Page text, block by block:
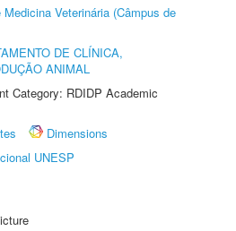
Medicina Veterinária (Câmpus de
DE CLÍNICA,
ANIMAL
Category: RDIDP Academic
Dimensions
UNESP